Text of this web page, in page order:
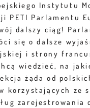
Instytutu
PETI Parlamentu
dalszy ciąg!
się o dalsze
i strony
wiedzieć, na
żąda od
korzystających ze
zarejestrowania